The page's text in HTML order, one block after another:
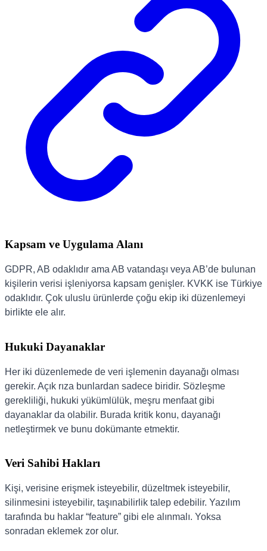
Kapsam ve Uygulama Alanı
GDPR, AB odaklıdır ama AB vatandaşı veya AB’de bulunan
kişilerin verisi işleniyorsa kapsam genişler. KVKK ise Türkiye
odaklıdır. Çok uluslu ürünlerde çoğu ekip iki düzenlemeyi
birlikte ele alır.
Hukuki Dayanaklar
Her iki düzenlemede de veri işlemenin dayanağı olması
gerekir. Açık rıza bunlardan sadece biridir. Sözleşme
gerekliliği, hukuki yükümlülük, meşru menfaat gibi
dayanaklar da olabilir. Burada kritik konu, dayanağı
netleştirmek ve bunu dokümante etmektir.
Veri Sahibi Hakları
Kişi, verisine erişmek isteyebilir, düzeltmek isteyebilir,
silinmesini isteyebilir, taşınabilirlik talep edebilir. Yazılım
tarafında bu haklar “feature” gibi ele alınmalı. Yoksa
sonradan eklemek zor olur.